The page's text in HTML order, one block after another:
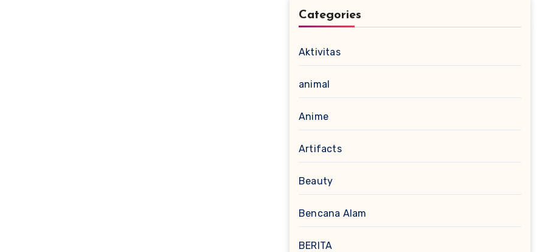
Categories
Aktivitas
animal
Anime
Artifacts
Beauty
Bencana Alam
BERITA